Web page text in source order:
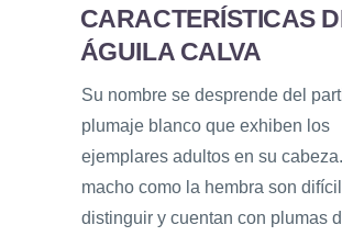
CARACTERÍSTICAS
ÁGUILA CALVA
Su nombre se desprende del
plumaje blanco que exhiben los
ejemplares adultos en su
macho como la hembra son
distinguir y cuentan con plumas